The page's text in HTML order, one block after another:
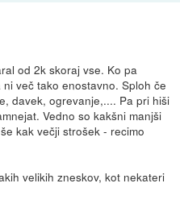
od 2k skoraj vse. Ko pa
več tako enostavno. Sploh če
davek, ogrevanje,.... Pa pri hiši
Vedno so kakšni manjši
kak večji strošek - recimo
velikih zneskov, kot nekateri